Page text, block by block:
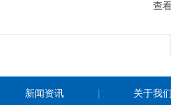
查
新闻资讯 关于我们